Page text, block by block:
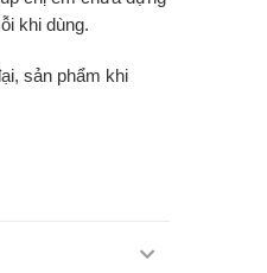
khi dùng.
sản phẩm khi